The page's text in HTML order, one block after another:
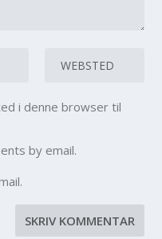
i denne browser til
by email.